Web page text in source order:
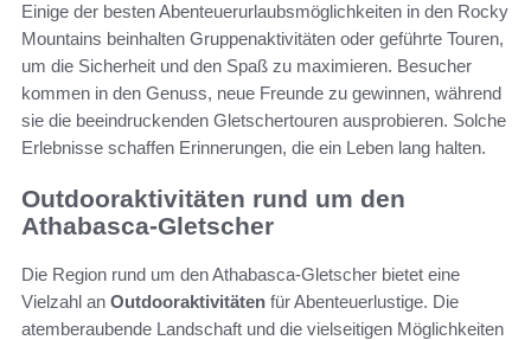
Einige der besten Abenteuerurlaubsmöglichkeiten in den Rocky
Mountains beinhalten Gruppenaktivitäten oder geführte Touren,
um die Sicherheit und den Spaß zu maximieren. Besucher
kommen in den Genuss, neue Freunde zu gewinnen, während
sie die beeindruckenden Gletschertouren ausprobieren. Solche
Erlebnisse schaffen Erinnerungen, die ein Leben lang halten.
Outdooraktivitäten rund um den
Athabasca-Gletscher
Die Region rund um den Athabasca-Gletscher bietet eine
Vielzahl an Outdooraktivitäten für Abenteuerlustige. Die
atemberaubende Landschaft und die vielseitigen Möglichkeiten